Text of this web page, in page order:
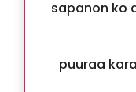
sapanon ko
puuraa